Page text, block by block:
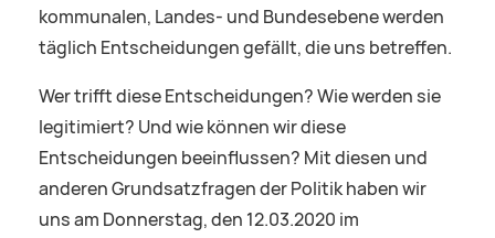
kommunalen, Landes- und Bundesebene werden
täglich Entscheidungen gefällt, die uns betreffen.
Wer trifft diese Entscheidungen? Wie werden sie
legitimiert? Und wie können wir diese
Entscheidungen beeinflussen? Mit diesen und
anderen Grundsatzfragen der Politik haben wir
uns am Donnerstag, den 12.03.2020 im